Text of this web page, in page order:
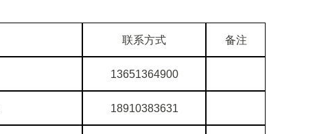
联系方式 备注
13651364900
18910383631